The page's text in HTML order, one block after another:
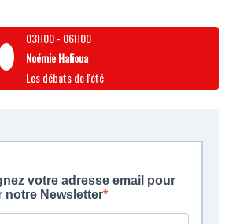
03H00- 06H00
Noémie Halioua
Les débats de l'été